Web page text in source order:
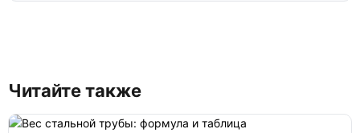
Читайте также